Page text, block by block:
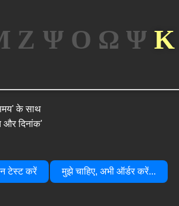
के साथ
और दिनांक'
टेस्ट करें मुझे चाहिए, अभी ऑर्डर करें...